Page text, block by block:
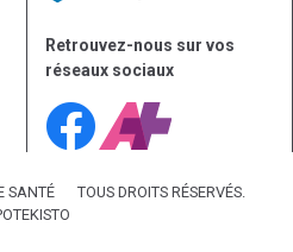
Retrouvez-nous sur vos
réseaux sociaux
SANTÉ
TOUS DROITS RÉSERVÉS.